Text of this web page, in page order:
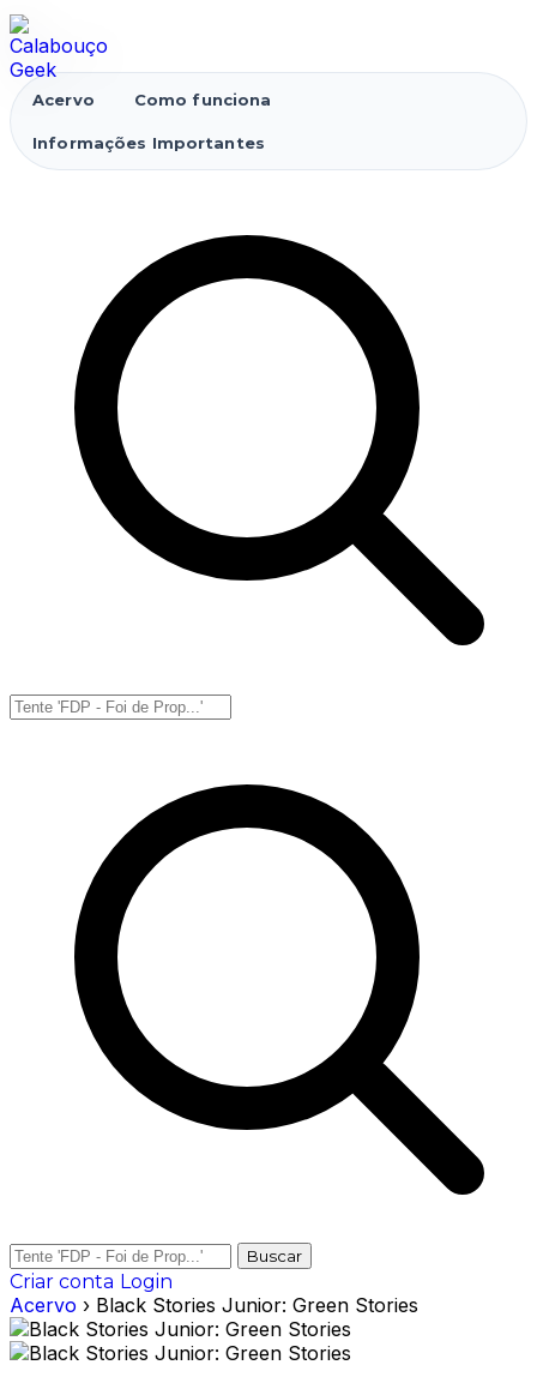
Acervo Como funciona
Informações Importantes
Buscar
Criar conta Login
Acervo › Black Stories Junior: Green Stories